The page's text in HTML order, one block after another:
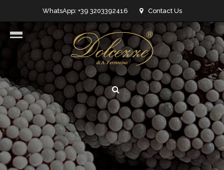
WhatsApp: +39 3203392416 Contact Us
info@dolcezzedicioccolato.it